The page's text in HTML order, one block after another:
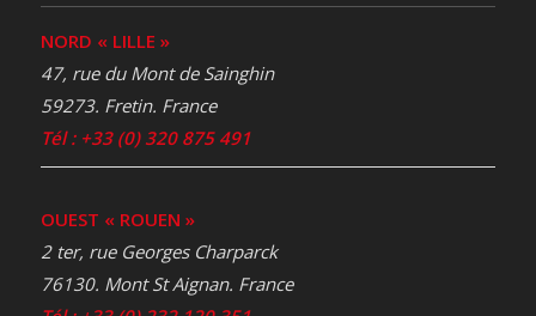
NORD « LILLE »
47, rue du Mont de Sainghin
59273. Fretin. France
Tél : +33 (0) 320 875 491
OUEST « ROUEN »
2 ter, rue Georges Charparck
76130. Mont St Aignan. France